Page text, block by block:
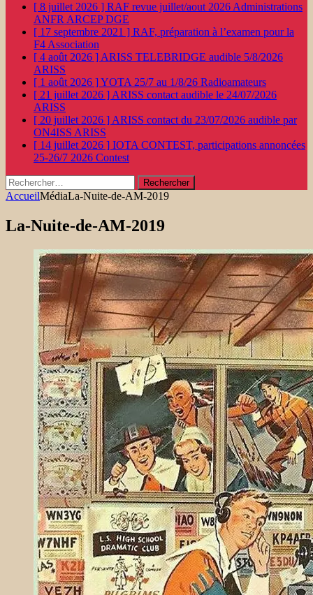
[ 8 juillet 2026 ] RAF revue juillet/aout 2026 Administrations
ANFR ARCEP DGE
[ 17 septembre 2021 ] RAF, préparation à l’examen pour la
F4 Association
[ 4 août 2026 ] ARISS TELEBRIDGE audible 5/8/2026
ARISS
[ 1 août 2026 ]YOTA 25/7 au 1/8/26 Radioamateurs
[ 21 juillet 2026 ] ARISS contact audible le 24/07/2026
ARISS
[ 20 juillet 2026 ] ARISS contact du 23/07/2026 audible par
ON4ISS ARISS
[ 14 juillet 2026 ] IOTA CONTEST, participations annoncées
25-26/7 2026 Contest
Rechercher :
AccueilMédiaLa-Nuite-de-AM-2019
La-Nuite-de-AM-2019